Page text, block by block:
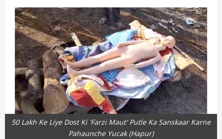
50 Lakh Ke Liye Dost Ki 'Farzi Maut' Putle Ka Sanskaar Karne
Pahaunche Yucak (Hapur)